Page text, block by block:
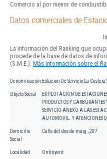
Comercio al por menor de
Datos comerciales de
La información del Ranking que
procede de la base de datos de
(S.M.E.). Más información sobre el
Denominación Estacion De Servicio La Costera
Objeto Social
EXPLOTACION DE
PRODUCTOS Y
SERVICIO ANEXO A LAS
AUTOMOVIL. Y ATENCIONES
Domicilio
Social
Calle del dos de maig , 207
Localidad Ontinyent